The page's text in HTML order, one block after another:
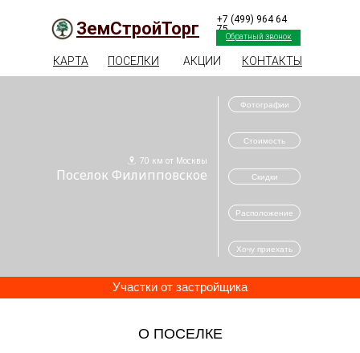
КАРТА ПОСЕЛКИ АКЦИИ КОНТАКТЫ
+7 (499) 964 64
75
Обратный звонок
ЗемСтройТорг
Хочу приехать
Расположение
Скидки
Стоимость
Фотографии
Поселок Филипповское
70 км от Москвы
Участки от застройщика
О ПОСЕЛКЕ